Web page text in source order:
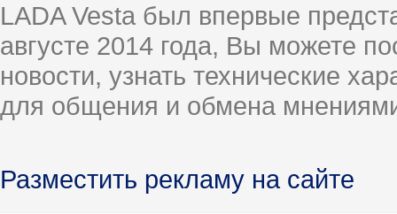
LADA Vesta был впервые
августе 2014 года, Вы можете
новости, узнать технические
для общения и обмена
Разместить рекламу на сайте